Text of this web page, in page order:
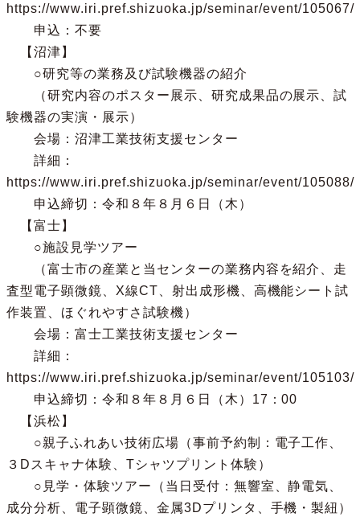
https://www.iri.pref.shizuoka.jp/seminar/event/105067/
申込：不要
【沼津】
○研究等の業務及び試験機器の紹介
（研究内容のポスター展示、研究成果品の展示、試
験機器の実演・展示）
会場：沼津工業技術支援センター
詳細：
https://www.iri.pref.shizuoka.jp/seminar/event/105088/
申込締切：令和８年８月６日（木）
【富士】
○施設見学ツアー
（富士市の産業と当センターの業務内容を紹介、走
査型電子顕微鏡、X線CT、射出成形機、高機能シート試
作装置、ほぐれやすさ試験機）
会場：富士工業技術支援センター
詳細：
https://www.iri.pref.shizuoka.jp/seminar/event/105103/
申込締切：令和８年８月６日（木）17：00
【浜松】
○親子ふれあい技術広場（事前予約制：電子工作、
３Dスキャナ体験、Tシャツプリント体験）
○見学・体験ツアー（当日受付：無響室、静電気、
成分分析、電子顕微鏡、金属3Dプリンタ、手機・製紐）